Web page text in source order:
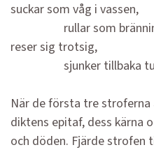
suckar som våg i vassen,
rullar som
reser sig trotsig,
sjunker tillbaka
När de första tre
diktens epitaf, dess kärna
och döden. Fjärde strofen